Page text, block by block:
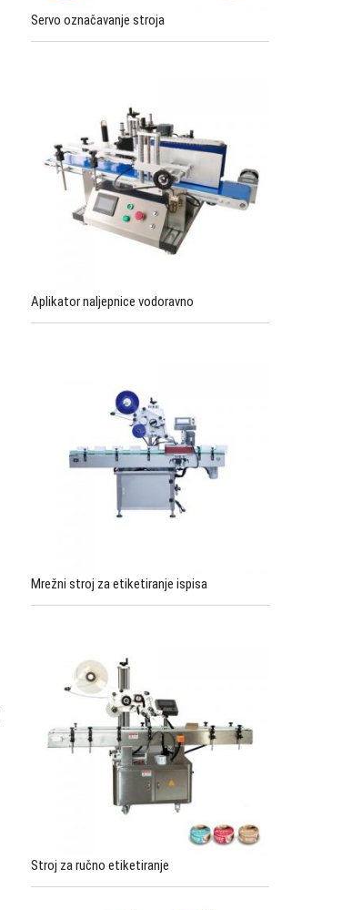
Servo označavanje stroja
Aplikator naljepnice vodoravno
Mrežni stroj za etiketiranje ispisa
Stroj za ručno etiketiranje